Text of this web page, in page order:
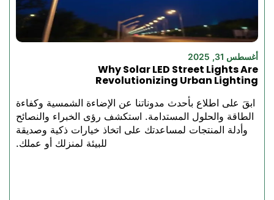
الغسق إلى الفجر. يتيح لك
التصميم اللاسلكي الذي يعمل
بالتوصيل والتشغيل سهولة
التركيب وتغيير الموضع
والتخصيص الموسمي دون عناء
الأسلاك الكهربائية أو زيادة
تكاليف الطاقة. تتوفر المصابيح
الشمسية المزخرفة لدينا في
مجموعة متنوعة من الأنماط -
بدءًا من الفوانيس والأضواء
الخيطية إلى المصابيح ذات الأوتاد
أغسطس 31, 2025
Why Solar LED Street Lights Are
Revolutionizing Urban Lighting
ابقَ على اطلاع بأحدث مدوناتنا عن الإضاءة الشمسية وكفاءة
الطاقة والحلول المستدامة. استكشف رؤى الخبراء والنصائح
وأدلة المنتجات لمساعدتك على اتخاذ خيارات ذكية وصديقة
للبيئة لمنزلك أو عملك.